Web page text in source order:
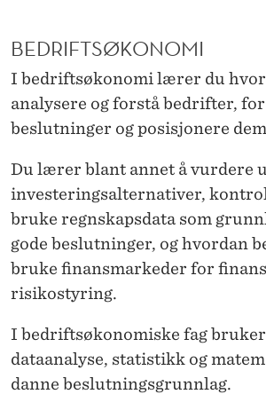
BEDRIFTSØKONOMI
I bedriftsøkonomi lærer du
analysere og forstå bedrifter,
beslutninger og posisjonere
Du lærer blant annet å vurdere
investeringsalternativer,
bruke regnskapsdata som
gode beslutninger, og hvordan
bruke finansmarkeder for
risikostyring.
I bedriftsøkonomiske fag
dataanalyse, statistikk og
danne beslutningsgrunnlag.